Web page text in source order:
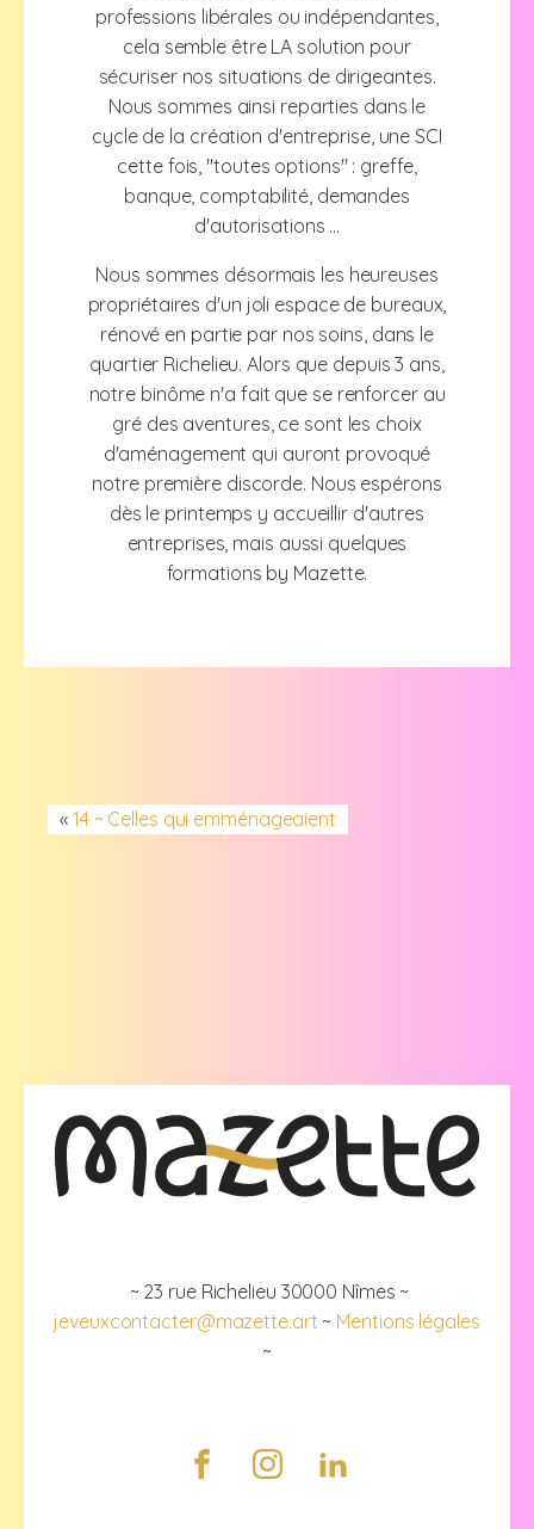
professions libérales ou indépendantes,
cela semble être LA solution pour
sécuriser nos situations de dirigeantes.
Nous sommes ainsi reparties dans le
cycle de la création d'entreprise, une SCI
cette fois, "toutes options" : greffe,
banque, comptabilité, demandes
d'autorisations ...
Nous sommes désormais les heureuses
propriétaires d'un joli espace de bureaux,
rénové en partie par nos soins, dans le
quartier Richelieu. Alors que depuis 3 ans,
notre binôme n'a fait que se renforcer au
gré des aventures, ce sont les choix
d'aménagement qui auront provoqué
notre première discorde. Nous espérons
dès le printemps y accueillir d'autres
entreprises, mais aussi quelques
formations by Mazette.
« 14 ~ Celles qui emménageaient
~ 23 rue Richelieu 30000 Nîmes ~
jeveuxcontacter@mazette.art ~ Mentions légales
~